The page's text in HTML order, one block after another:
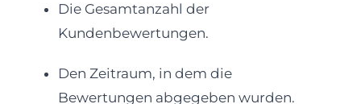
Die Gesamtanzahl der
Kundenbewertungen.
Den Zeitraum, in dem die
Bewertungen abgegeben wurden.